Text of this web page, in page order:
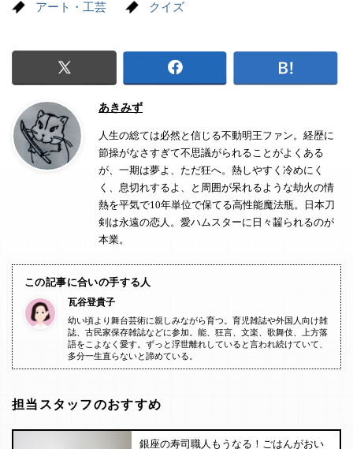
アート・工芸 クイズ
あきみず
人生の総ては必然と信じる不動明王ファン。経歴に
節操がなさすぎて不思議がられることがよくある
が、一期は夢よ、ただ狂へ。熱しやすく冷めにく
く、息切れするよ、と周囲が呆れるような劫火の情
熱を平気で10年単位で保てる高性能魔法瓶。日本刀
剣は永遠の恋人。愛ハムスターに日々齧られるのが
本業。
この記事に合いの手する人
瓦谷登貴子
幼い頃より舞台芸術に親しみながら育つ。育児雑誌や外国人向け雑
誌、古民家保存雑誌などに参加。能、狂言、文楽、歌舞伎、上方落
語をこよなく愛す。ずっと浮世離れしていると言われ続けていて、
多分一生直らないと諦めている。
担当スタッフのおすすめ
銀座の寿司職人もうなる！ごはんがおい